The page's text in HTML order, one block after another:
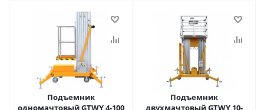
Подъемник
одномачтовый GTWY 4-100
Подъемник
двухмачтовый GTWY 10-